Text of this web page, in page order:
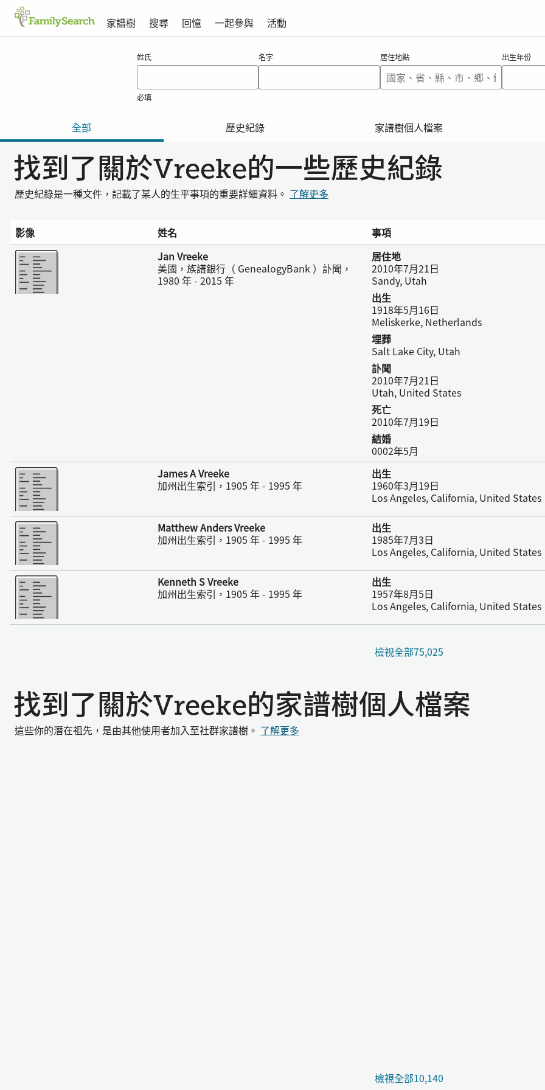
家譜樹 搜尋 回憶 一起參與
活動
姓氏
必填
名字 居住地點 出生年份
全部 歷史紀錄 家譜樹個人檔案
找到了關於Vreeke的一些歷史紀錄
歷史紀錄是一種文件，記載了某人的生平事項的重要詳細資料。 了解更多
影像 姓名
事項
更多
Jan Vreeke
美國，族譜銀行（ GenealogyBank ）訃聞，
1980 年 - 2015 年
居住地
2010年7月21日
Sandy, Utah
出生
1918年5月16日
Meliskerke, Netherlands
埋葬
Salt Lake City, Utah
訃聞
2010年7月21日
Utah, United States
死亡
2010年7月19日
結婚
0002年5月
更多
James A Vreeke
加州出生索引，1905 年 - 1995 年
出生
1960年3月19日
Los Angeles, California, United States
更多
Matthew Anders Vreeke
加州出生索引，1905 年 - 1995 年
出生
1985年7月3日
Los Angeles, California, United States
更多
Kenneth S Vreeke
加州出生索引，1905 年 - 1995 年
出生
1957年8月5日
Los Angeles, California, United States
檢視全部75,025
找到了關於Vreeke的家譜樹個人檔案
這些你的潛在祖先，是由其他使用者加入至社群家譜樹。 了解更多
檢視全部10,140